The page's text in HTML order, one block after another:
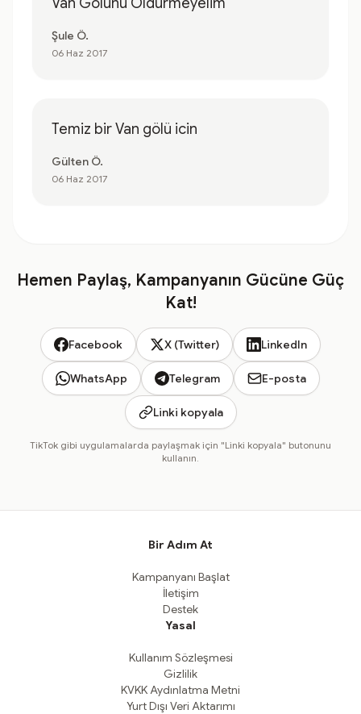
Şule Ö.
06 Haz 2017
Temiz bir Van gölü icin
Gülten Ö.
06 Haz 2017
Hemen Paylaş, Kampanyanın Gücüne Güç
Kat!
Facebook X (Twitter) LinkedIn
WhatsApp Telegram E-posta
Linki kopyala
TikTok gibi uygulamalarda paylaşmak için "Linki kopyala" butonunu
kullanın.
Bir Adım At
Kampanyanı Başlat
İletişim
Destek
Yasal
Kullanım Sözleşmesi
Gizlilik
KVKK Aydınlatma Metni
Yurt Dışı Veri Aktarımı